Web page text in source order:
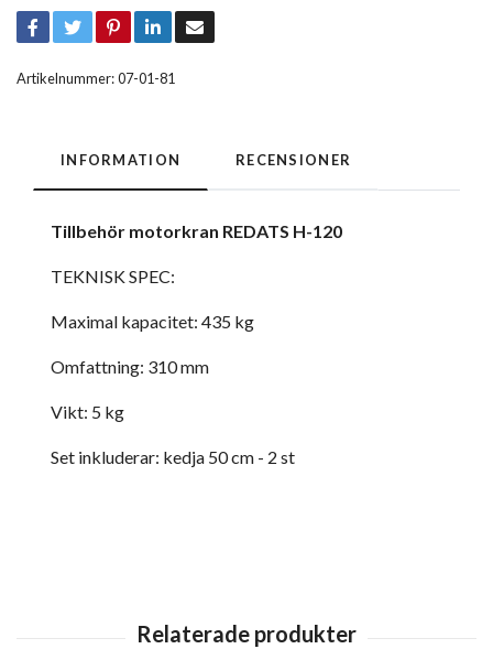
Artikelnummer:07-01-81
INFORMATION RECENSIONER
Tillbehör motorkran REDATS H-120
TEKNISK SPEC:
Maximal kapacitet: 435 kg
Omfattning: 310 mm
Vikt: 5 kg
Set inkluderar: kedja 50 cm - 2 st